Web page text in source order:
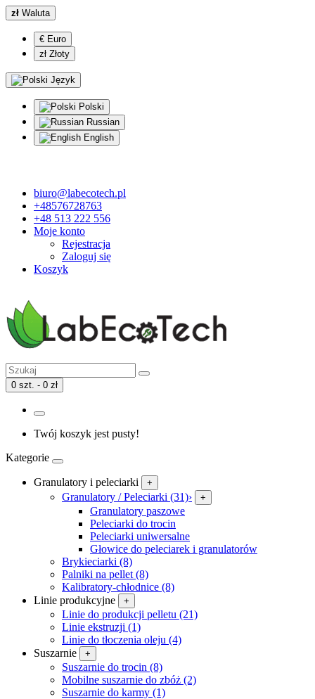
zł Waluta
€ Euro
zł Złoty
Język
Polski
Russian
English
biuro@labecotech.pl
+48576728763
+48 513 222 556
Moje konto
Rejestracja
Zaloguj się
Koszyk
0 szt. - 0 zł
Twój koszyk jest pusty!
Kategorie
Granulatory i peleciarki +
Granulatory / Peleciarki (31)› +
Granulatory paszowe
Peleciarki do trocin
Peleciarki uniwersalne
Głowice do peleciarek i granulatorów
Brykieciarki (8)
Palniki na pellet (8)
Kalibratory-chłodnice (8)
Linie produkcyjne
+
Linie do produkcji pelletu (21)
Linie ekstruzji (1)
Linie do tłoczenia oleju (4)
Suszarnie
+
Suszarnie do trocin (8)
Mobilne suszarnie do zbóż (2)
Suszarnie do karmy (1)